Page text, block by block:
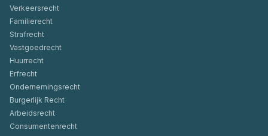
Verkeersrecht
Familierecht
Strafrecht
Vastgoedrecht
Huurrecht
Erfrecht
Ondernemingsrecht
Burgerlijk Recht
Arbeidsrecht
Consumentenrecht